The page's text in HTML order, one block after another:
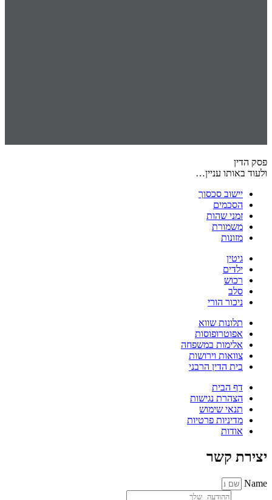
פסק הדין
ולעוד באותו עניין…
יישוב סכסוך
הסכמים
זמני שהות
משמורת
מזונות
גיטין
ילדים
רכוש
סלב
ניכור הורי
תלונות שווא
אפוטרופוסות
אלימות במשפחה
צוואות וירושות
בית הדין הרבני
דף הבית
הצהרת נגישות
תנאי שימוש
מדיניות פרטיות
אודות
יצירת קשר
Name